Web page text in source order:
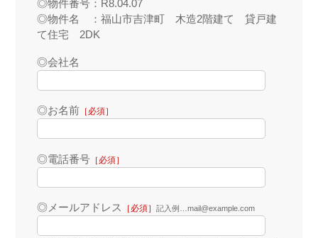
◎物件番号：R8.04.07
◎物件名 ：福山市吉津町 木造2階建て 貸戸建
て住宅 2DK
◎会社名
◎お名前 ［必須］
◎電話番号［必須］
◎メールアドレス ［必須］ 記入例…mail@example.com